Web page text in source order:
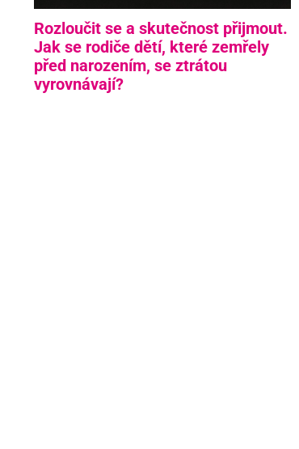
Rozloučit se a skutečnost přijmout.
Jak se rodiče dětí, které zemřely
před narozením, se ztrátou
vyrovnávají?